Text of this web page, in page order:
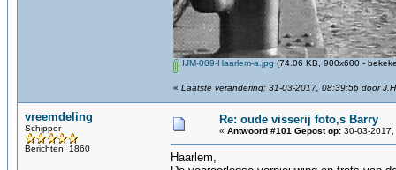
IJM-009-Haarlem-a.jpg (74.06 KB, 900x600 -
« Laatste verandering: 31-03-2017, 08:39:56 door
vreemdeling
Schipper
Berichten: 1860
Re: oude visserij foto,s Barry
« Antwoord #101 Gepost op: 30-03-
Haarlem,